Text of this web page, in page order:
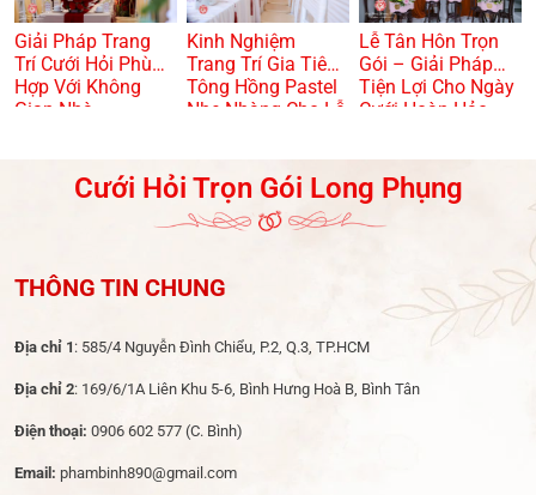
Giải Pháp Trang
Trí Cưới Hỏi Phù
Hợp Với Không
Gian Nhà
Kinh Nghiệm
Trang Trí Gia Tiên
Tông Hồng Pastel
Nhẹ Nhàng Cho Lễ
Lễ Tân Hôn Trọn
Gói – Giải Pháp
Tiện Lợi Cho Ngày
Cưới Hoàn Hảo
Cưới Hỏi Trọn Gói Long Phụng
THÔNG TIN CHUNG
Địa chỉ 1 : 585/4 Nguyễn Đình Chiểu, P.2, Q.3, TP.HCM
Địa chỉ 2: 169/6/1A Liên Khu 5-6, Bình Hưng Hoà B, Bình Tân
Điện thoại: 0906 602 577 (C. Bình)
Email: phambinh890@gmail.com